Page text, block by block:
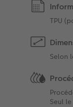
TPU
Selon
Seul